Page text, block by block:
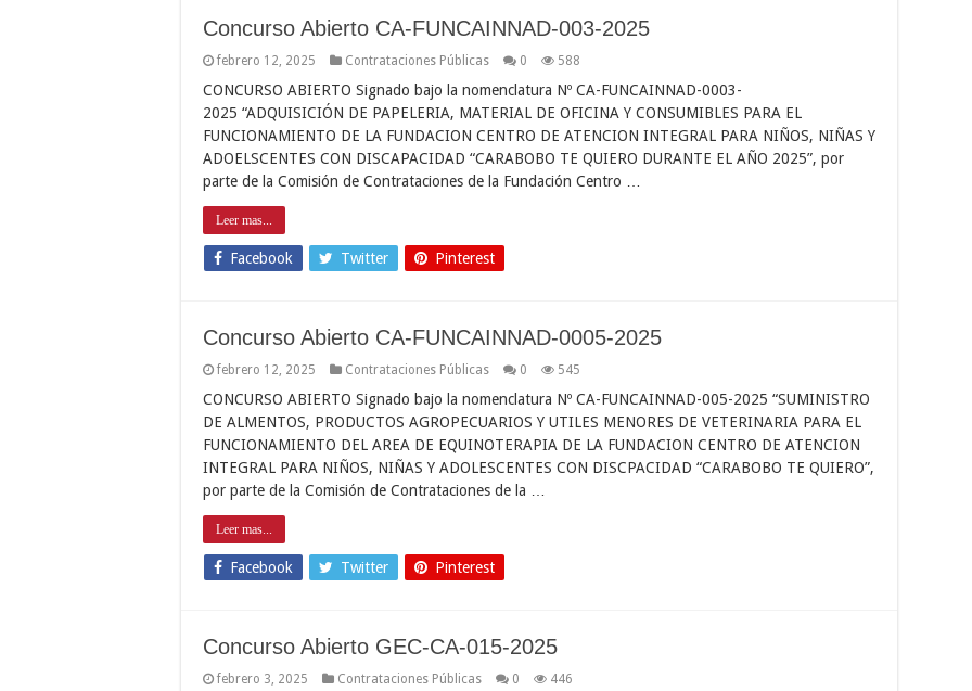
Concurso Abierto CA-FUNCAINNAD-003-2025
febrero 12, 2025 Contrataciones Públicas 0 588
CONCURSO ABIERTO Signado bajo la nomenclatura Nº CA-FUNCAINNAD-0003-
2025 “ADQUISICIÓN DE PAPELERIA, MATERIAL DE OFICINA Y CONSUMIBLES PARA EL
FUNCIONAMIENTO DE LA FUNDACION CENTRO DE ATENCION INTEGRAL PARA NIÑOS, NIÑAS Y
ADOELSCENTES CON DISCAPACIDAD “CARABOBO TE QUIERO DURANTE EL AÑO 2025”, por
parte de la Comisión de Contrataciones de la Fundación Centro …
Leer mas...
Facebook Twitter Pinterest
Concurso Abierto CA-FUNCAINNAD-0005-2025
febrero 12, 2025 Contrataciones Públicas 0 545
CONCURSO ABIERTO Signado bajo la nomenclatura Nº CA-FUNCAINNAD-005-2025 “SUMINISTRO
DE ALMENTOS, PRODUCTOS AGROPECUARIOS Y UTILES MENORES DE VETERINARIA PARA EL
FUNCIONAMIENTO DEL AREA DE EQUINOTERAPIA DE LA FUNDACION CENTRO DE ATENCION
INTEGRAL PARA NIÑOS, NIÑAS Y ADOLESCENTES CON DISCPACIDAD “CARABOBO TE QUIERO”,
por parte de la Comisión de Contrataciones de la …
Leer mas...
Facebook Twitter Pinterest
Concurso Abierto GEC-CA-015-2025
febrero 3, 2025 Contrataciones Públicas 0 446